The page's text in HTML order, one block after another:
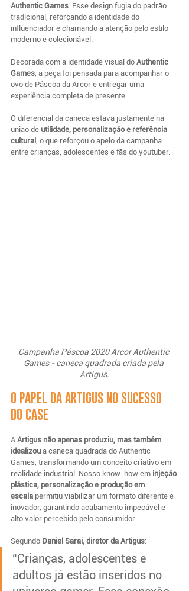
Authentic Games . Esse design fugia do padrão
tradicional, reforçando a identidade do
influenciador e chamando a atenção pelo estilo
moderno e colecionável.
Decorada com a identidade visual do Authentic
Games , a peça foi pensada para acompanhar o
ovo de Páscoa da Arcor e entregar uma
experiência completa de presente.
O diferencial da caneca estava justamente na
união de utilidade, personalização e referência
cultural , o que reforçou o apelo da campanha
entre crianças, adolescentes e fãs do youtuber.
Campanha Páscoa 2020 Arcor Authentic
Games - caneca quadrada criada pela
Artigus.
O PAPEL DA ARTIGUS NO SUCESSO
DO CASE
A Artigus não apenas produziu, mas também
idealizou a caneca quadrada do Authentic
Games, transformando um conceito criativo em
realidade industrial. Nosso know-how em injeção
plástica, personalização e produção em
escala permitiu viabilizar um formato diferente e
inovador, garantindo acabamento impecável e
alto valor percebido pelo consumidor.
Segundo Daniel Sarai, diretor da Artigus:
“Crianças, adolescentes e
adultos já estão inseridos no